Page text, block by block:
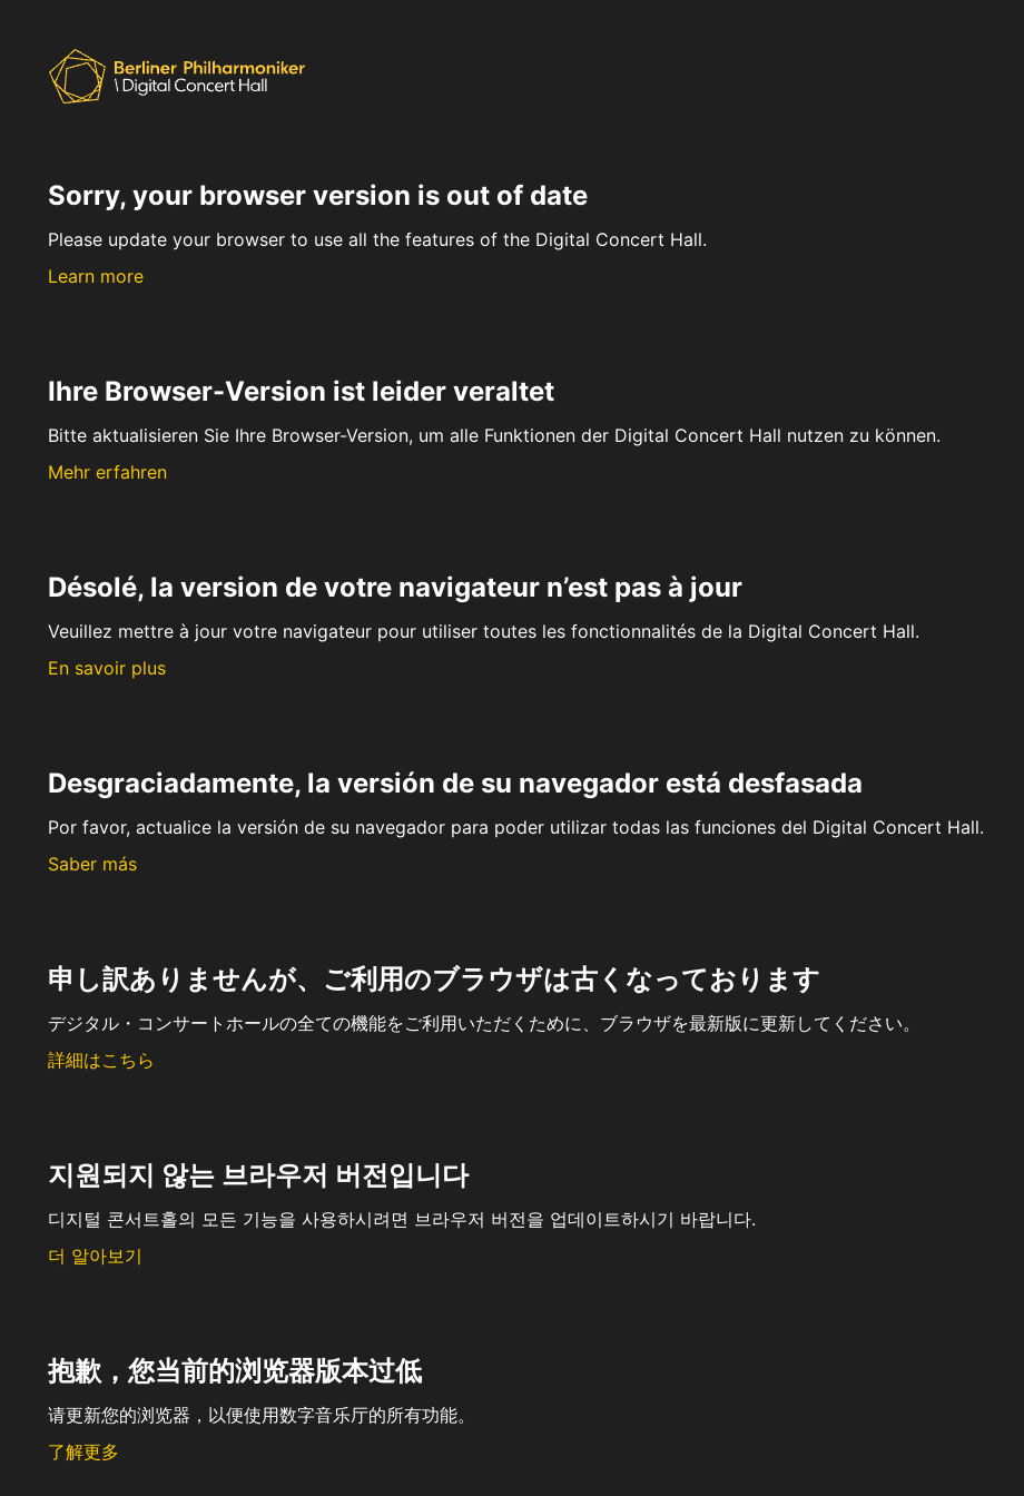
Sorry, your browser version is out of date
Please update your browser to use all the features of the Digital Concert Hall.
Learn more
Ihre Browser-Version ist leider veraltet
Bitte aktualisieren Sie Ihre Browser-Version, um alle Funktionen der Digital Concert Hall nutzen zu können.
Mehr erfahren
Désolé, la version de votre navigateur n’est pas à jour
Veuillez mettre à jour votre navigateur pour utiliser toutes les fonctionnalités de la Digital Concert Hall.
En savoir plus
Desgraciadamente, la versión de su navegador está desfasada
Por favor, actualice la versión de su navegador para poder utilizar todas las funciones del Digital Concert Hall.
Saber más
申し訳ありませんが、ご利用のブラウザは古くなっております
デジタル・コンサートホールの全ての機能をご利用いただくために、ブラウザを最新版に更新してください。
詳細はこちら
지원되지 않는 브라우저 버전입니다
디지털 콘서트홀의 모든 기능을 사용하시려면 브라우저 버전을 업데이트하시기 바랍니다.
더 알아보기
抱歉，您当前的浏览器版本过低
请更新您的浏览器，以便使用数字音乐厅的所有功能。
了解更多